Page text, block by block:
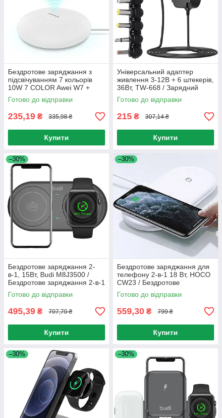
Бездротове заряджання з
підсвічуванням 7 кольорів
10W 7 COLOR Awei W7 +
WIRELESS / Бездротовий
зарядний пристрій
Готово до відправки
235,19 ₴ 335,98 ₴
Купити
Універсальний адаптер
живлення 3-12В + 6 штекерів,
36Вт, TW-668 / Зарядний
пристрій / Блок живлення
Готово до відправки
215 ₴ 307,14 ₴
Купити
–30%
Бездротове заряджання 2-
в-1, 15Вт, Budi M8J3500 /
Бездротове заряджання 2-в-1
для телефону та годинника
Готово до відправки
495,39 ₴ 707,70 ₴
Купити
–30%
Бездротове заряджання для
телефону 2-в-1 18 Вт, HOCO
CW23 / Бездротове
заряджання для смартфона з
USB-живленням
Готово до відправки
559,30 ₴ 799 ₴
Купити
–30% –30%